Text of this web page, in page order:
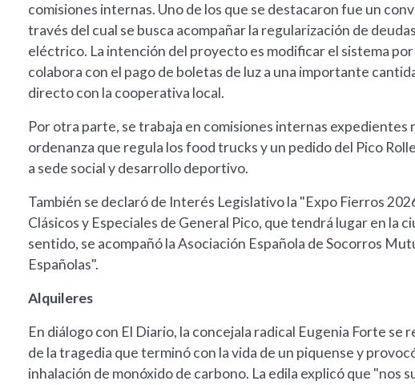
comisiones internas. Uno de los que se destacaron fue un
través del cual se busca acompañar la regularización de
eléctrico. La intención del proyecto es modificar el sistema
colabora con el pago de boletas de luz a una importante
directo con la cooperativa local.
Por otra parte, se trabaja en comisiones internas expedientes
ordenanza que regula los food trucks y un pedido del Pico
a sede social y desarrollo deportivo.
También se declaró de Interés Legislativo la "Expo Fierros
Clásicos y Especiales de General Pico, que tendrá lugar en la
sentido, se acompañó la Asociación Española de Socorros
Españolas".
Alquileres
En diálogo con El Diario, la concejala radical Eugenia Forte
de la tragedia que terminó con la vida de un piquense y
inhalación de monóxido de carbono. La edila explicó que "nos